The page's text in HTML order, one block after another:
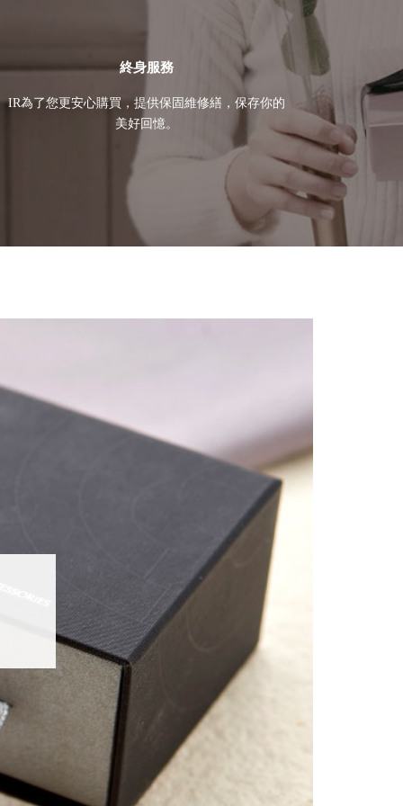
終身服務
IR為了您更安心購買，提供保固維修繕，保存你的
美好回憶。